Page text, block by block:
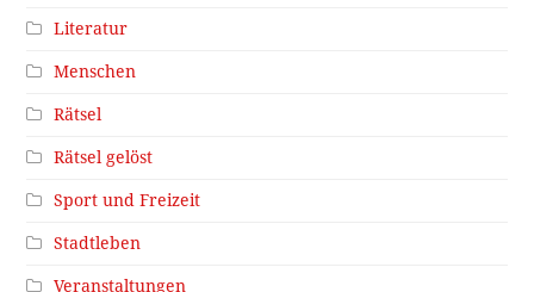
Literatur
Menschen
Rätsel
Rätsel gelöst
Sport und Freizeit
Stadtleben
Veranstaltungen